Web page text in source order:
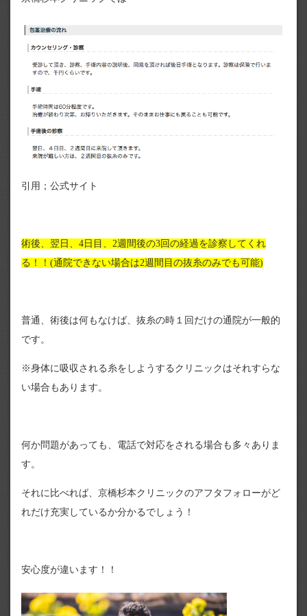
引用；公式サイト
術後、翌日、4日目、2週間後の3回の経過を診察してくれ
る！！(通院できない場合は2週間目の抜糸のみでも可能)
普通、術後は何もなけば、抜糸の時１回だけの通院が一般的
です。
※身体に吸収される糸をしようするクリニックはそれすらな
い場合もあります。
何か問題があっても、電話で対応をされる場合も多々ありま
す。
それに比べれば、京橋杉本クリニックのアフタフォローがど
れだけ充実しているか分かるでしょう！
安心度が違います！！